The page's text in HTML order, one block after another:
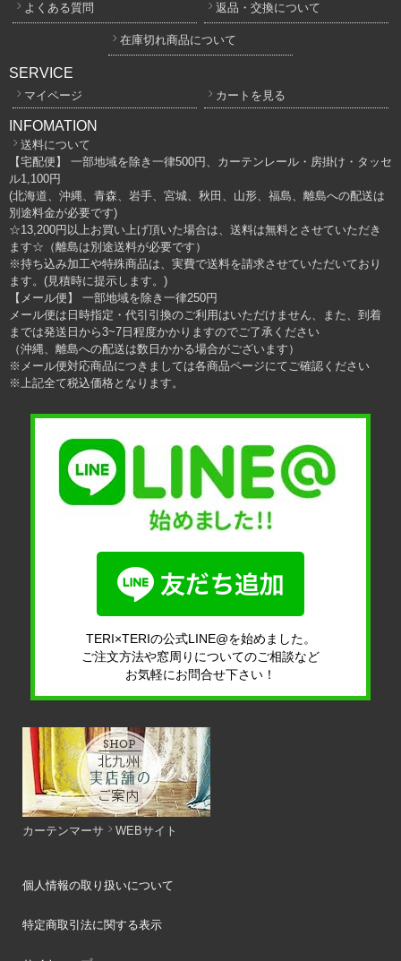
よくある質問 返品・交換について
在庫切れ商品について
SERVICE
マイページ カートを見る
INFOMATION
送料について
【宅配便】 一部地域を除き一律500円、カーテンレール・房掛け・タッセ
ル1,100円
(北海道、沖縄、青森、岩手、宮城、秋田、山形、福島、離島への配送は
別途料金が必要です)
☆13,200円以上お買い上げ頂いた場合は、送料は無料とさせていただき
ます☆（離島は別途送料が必要です）
※持ち込み加工や特殊商品は、実費で送料を請求させていただいており
ます。(見積時に提示します。)
【メール便】 一部地域を除き一律250円
メール便は日時指定・代引引換のご利用はいただけません、また、到着
までは発送日から3~7日程度かかりますのでご了承ください
（沖縄、離島への配送は数日かかる場合がございます）
※メール便対応商品につきましては各商品ページにてご確認ください
※上記全て税込価格となります。
TERI×TERIの公式LINE@を始めました。
ご注文方法や窓周りについてのご相談など
お気軽にお問合せ下さい！
カーテンマーサ WEBサイト
個人情報の取り扱いについて
特定商取引法に関する表示